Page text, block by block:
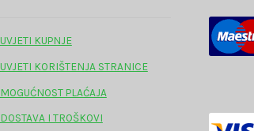
UVJETI KUPNJE
UVJETI KORIŠTENJA STRANICE
MOGUĆNOST PLAĆAJA
DOSTAVA I TROŠKOVI